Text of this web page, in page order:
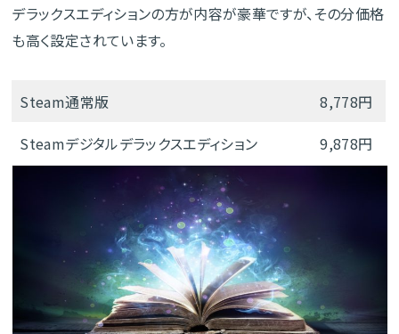
デラックスエディションの方が内容が豪華ですが、その分価格
も高く設定されています。
Steam通常版
8,778円
Steamデジタルデラックスエディション
9,878円